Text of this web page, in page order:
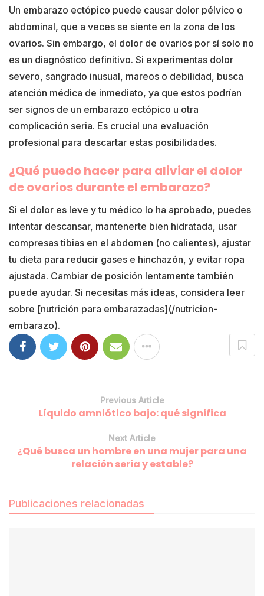
Un embarazo ectópico puede causar dolor pélvico o
abdominal, que a veces se siente en la zona de los
ovarios. Sin embargo, el dolor de ovarios por sí solo no
es un diagnóstico definitivo. Si experimentas dolor
severo, sangrado inusual, mareos o debilidad, busca
atención médica de inmediato, ya que estos podrían
ser signos de un embarazo ectópico u otra
complicación seria. Es crucial una evaluación
profesional para descartar estas posibilidades.
¿Qué puedo hacer para aliviar el dolor
de ovarios durante el embarazo?
Si el dolor es leve y tu médico lo ha aprobado, puedes
intentar descansar, mantenerte bien hidratada, usar
compresas tibias en el abdomen (no calientes), ajustar
tu dieta para reducir gases e hinchazón, y evitar ropa
ajustada. Cambiar de posición lentamente también
puede ayudar. Si necesitas más ideas, considera leer
sobre [nutrición para embarazadas](/nutricion-
embarazo).
Previous Article
Líquido amniótico bajo: qué significa
Next Article
¿Qué busca un hombre en una mujer para una
relación seria y estable?
Publicaciones relacionadas